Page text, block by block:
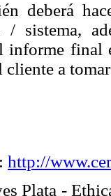
deberá
sistema,
informe final
cliente a
http://
Plata -